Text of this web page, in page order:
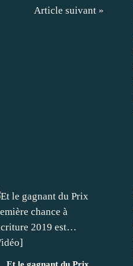
Article suivant »
Et le gagnant du Prix